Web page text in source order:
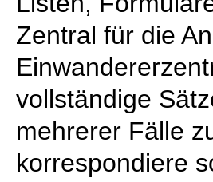
Zentral für die
vollständige
mehrerer Fälle
korrespondiere